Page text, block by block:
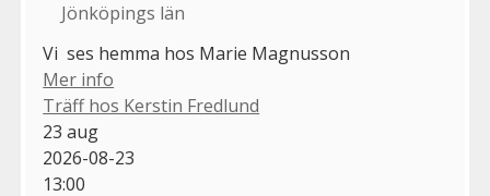
Jönköpings län
Vi ses hemma hos Marie Magnusson
Mer info
Träff hos Kerstin Fredlund
23 aug
2026-08-23
13:00